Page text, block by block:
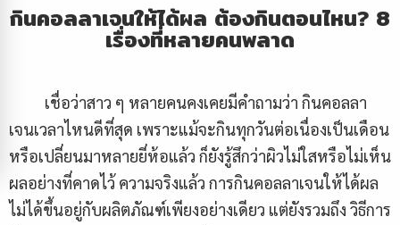
กินคอลลาเจนให้ได้ผล ต้องกินตอนไหน? 8
เรื่องที่หลายคนพลาด
เชื่อว่าสาว ๆ หลายคนคงเคยมีคำถามว่า กินคอลลา
เจนเวลาไหนดีที่สุด เพราะแม้จะกินทุกวันต่อเนื่องเป็นเดือน
หรือเปลี่ยนมาหลายยี่ห้อแล้ว ก็ยังรู้สึกว่าผิวไม่ใสหรือไม่เห็น
ผลอย่างที่คาดไว้ ความจริงแล้ว การกินคอลลาเจนให้ได้ผล
ไม่ได้ขึ้นอยู่กับผลิตภัณฑ์เพียงอย่างเดียว แต่ยังรวมถึง วิธีการ